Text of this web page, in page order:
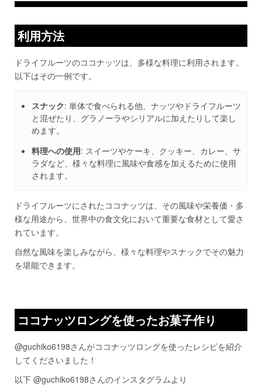
利用方法
ドライフルーツのココナッツは、多様な料理に利用されます。
以下はその一例です。
スナック: 単体で食べられる他、ナッツやドライフルーツ
と混ぜたり、グラノーラやシリアルに加えたりして楽し
めます。
料理への使用: スイーツやケーキ、クッキー、カレー、サ
ラダなど、様々な料理に風味や食感を加えるために使用
されます。
ドライフルーツにされたココナッツは、その風味や栄養価・多
様な用途から、世界中の食文化において重要な食材として愛さ
れています。
自然な風味を楽しみながら、様々な料理やスナックでその魅力
を堪能できます。
ココナッツロングを使ったお菓子作り
@guchiko6198さんがココナッツロングを使ったレシピを紹介
してくださいました！
以下 @guchiko6198さんのインスタグラムより